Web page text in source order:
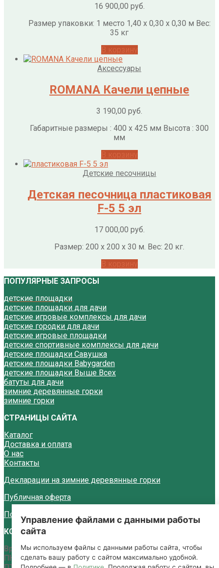
16 900,00 руб.
Размер упаковки: 1 место 1,40 х 0,30 х 0,30 м Вес:
35 кг
Аксессуары
ROMANA Качели цепные
3 190,00 руб.
Габаритные размеры : 400 x 425 мм Высота : 300
мм
Детские песочницы
Детская песочница пластиковая
F-5 5 эл
17 000,00 руб.
Размер: 200 х 200 х 30 м. Вес: 20 кг.
ПОПУЛЯРНЫЕ ЗАПРОСЫ
детские площадки
детские площадки для дачи
детские игровые комплексы для дачи
детские городки для дачи
детские игровые площадки
детские спортивные комплексы для дачи
детские площадки Савушка
детские площадки Babygarden
детские площадки Выше Всех
батуты для дачи
зимние деревянные горки
зимние горки
СТРАНИЦЫ САЙТА
Каталог
Доставка и оплата
О нас
Контакты
Декларации на зимние деревянные горки
Публичная оферта
Политика конфиденциальности
КОНТАКТЫ
Время работы:
ПН-ЧТ с 10-00 до 18-00
Управление файлами с данными работы
сайта
Мы используем файлы с данными работы сайта, чтобы
сделать вашу работу с сайтом максимально удобной.